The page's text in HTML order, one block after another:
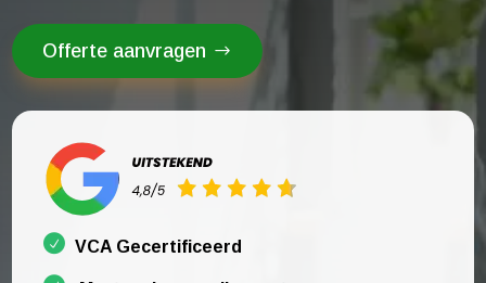
Offerte aanvragen
VCA Gecertificeerd